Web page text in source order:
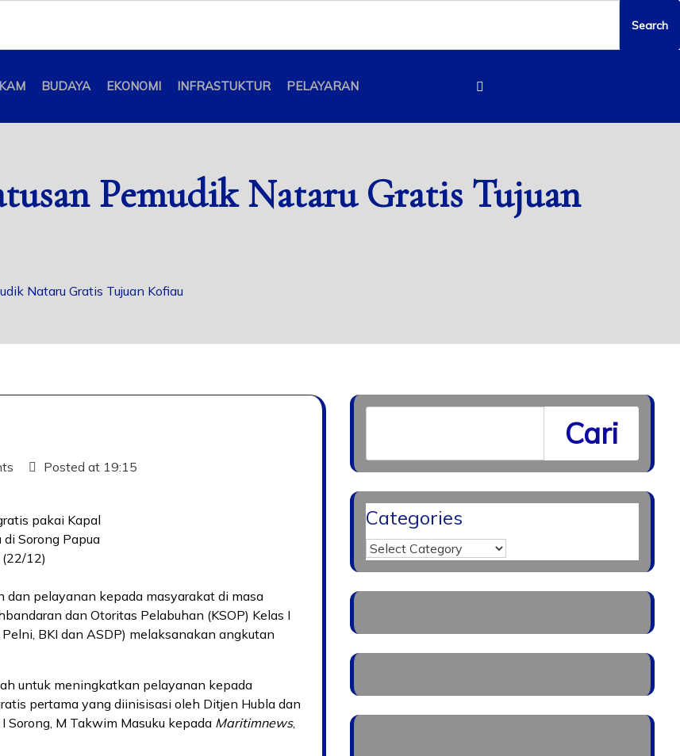
BUDAYA EKONOMI INFRASTUKTUR PELAYARAN
Pemudik Nataru Gratis Tujuan
Nataru Gratis Tujuan Kofiau
Posted at 19:15
pakai Kapal
Sorong Papua
(22/12)
dan pelayanan kepada masyarakat di masa
dan Otoritas Pelabuhan (KSOP) Kelas I
BKI dan ASDP) melaksanakan angkutan
untuk meningkatkan pelayanan kepada
pertama yang diinisisasi oleh Ditjen Hubla dan
Sorong, M Takwim Masuku kepada Maritimnews,
Cari
Categories